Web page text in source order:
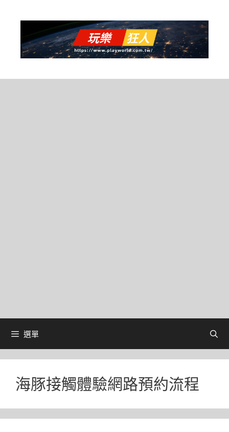
選單
海豚接觸體驗網路預約流程